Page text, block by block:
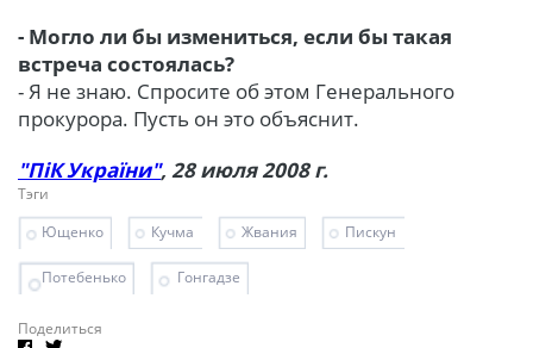
- Могло ли бы измениться, если бы такая
встреча состоялась?
- Я не знаю. Спросите об этом Генерального
прокурора. Пусть он это объяснит.
"ПіК України", 28 июля 2008 г.
Тэги
Ющенко
Кучма Жвания Пискун
Потебенько Гонгадзе
Поделиться